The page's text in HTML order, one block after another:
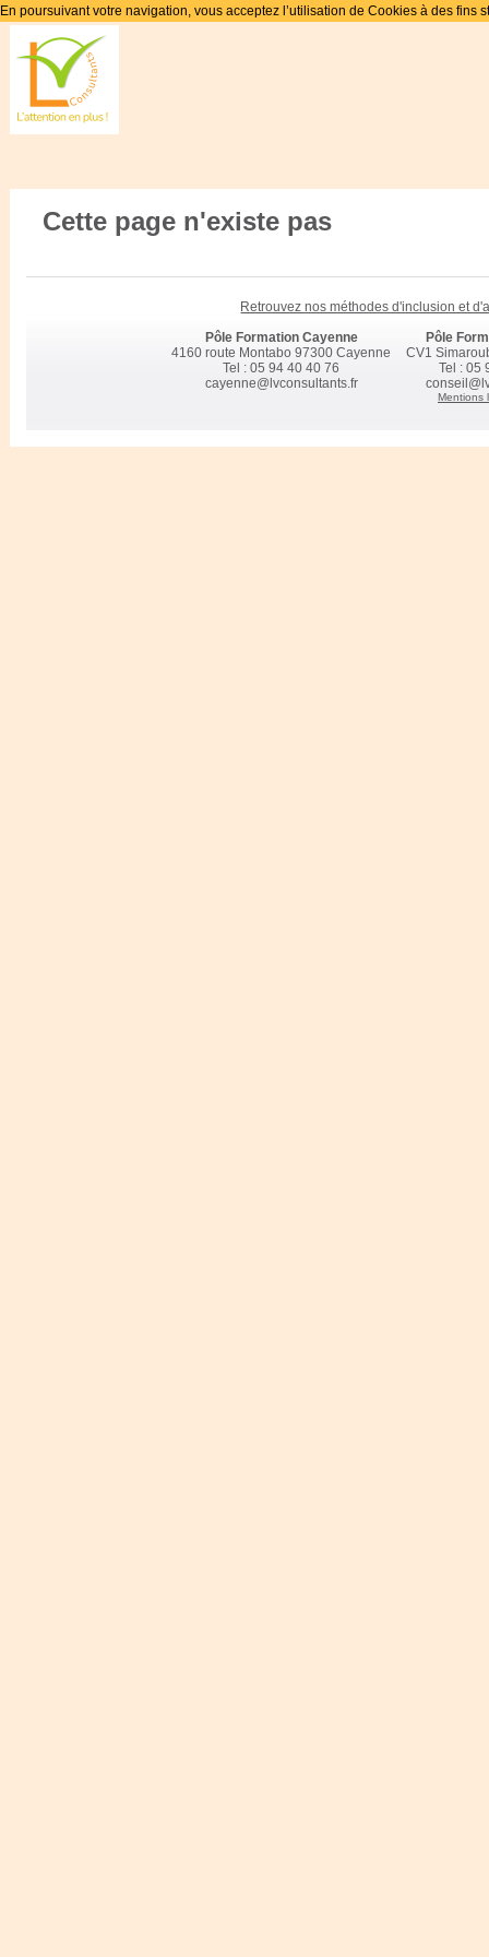
En poursuivant votre navigation, vous acceptez l’utilisation de Cookies à des fins
Cette page n'existe pas
Retrouvez nos méthodes d'inclusion et
Pôle Formation Cayenne
4160 route Montabo 97300 Cayenne
Tel : 05 94 40 40 76
cayenne@lvconsultants.fr
Pôle
CV1
Tel : 05
Mentions